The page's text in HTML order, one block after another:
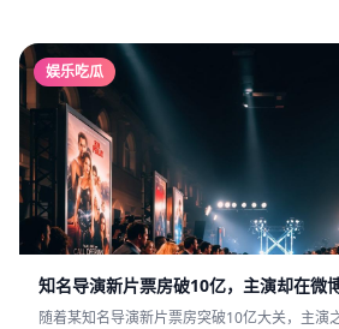
娱乐吃瓜
知名导演新片票房破10亿，主演却在微
随着某知名导演新片票房突破10亿大关，主演